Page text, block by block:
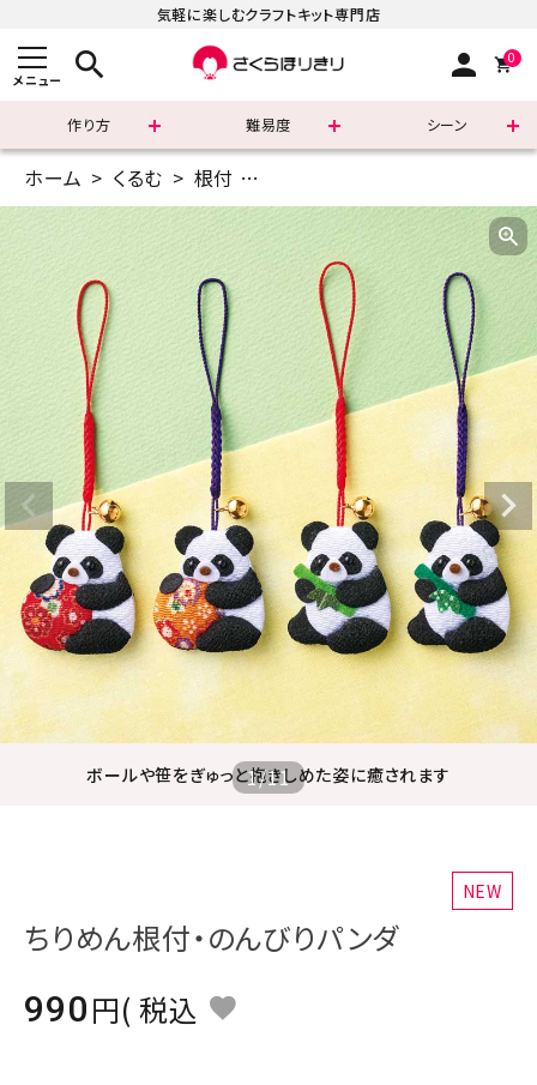
気軽に楽しむクラフトキット専門店
メニュー search person 0
作り方 難易度 シーン
まずはこちら
よくあるご質問
すべての商品
新着商品
診断チャート
ジャンルで選ぶ
レビューを見る
コーポレートサイト
実店舗案内
介護施設関係の方へ
ACCOUNT MENU
meeting_room ログイン person
ホーム くるむ 根付
ボールや笹をぎゅっと抱きしめた姿に癒されます
1/11
NEW
ちりめん根付・のんびりパンダ
990
税込